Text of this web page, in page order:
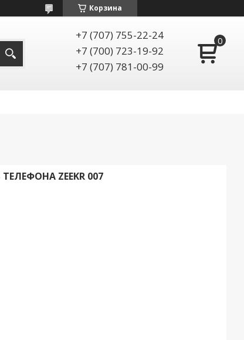
Корзина
+7 (707) 755-22-24
+7 (700) 723-19-92
+7 (707) 781-00-99
ZEEKR 007